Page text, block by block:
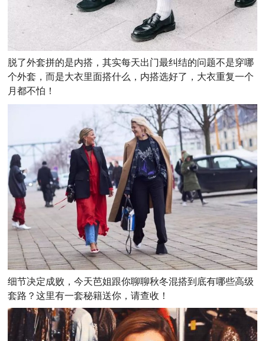
脱了外套拼的是内搭，其实每天出门最纠结的问题不是穿哪
个外套，而是大衣里面搭什么，内搭选好了，大衣重复一个
月都不怕！
细节决定成败，今天芭姐跟你聊聊秋冬混搭到底有哪些高级
套路？这里有一套秘籍送你，请查收！